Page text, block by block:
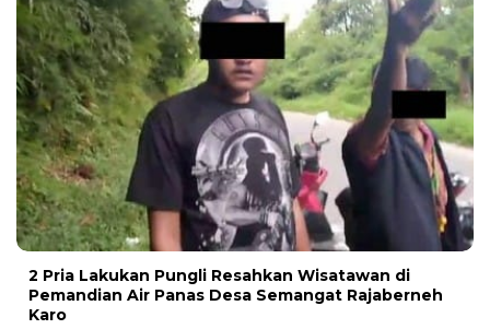
2 Pria Lakukan Pungli Resahkan Wisatawan di
Pemandian Air Panas Desa Semangat Rajaberneh
Karo